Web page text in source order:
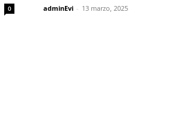
0 adminEvi - 13 marzo, 2025